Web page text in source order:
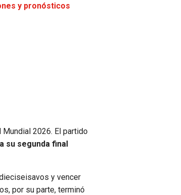
y pronósticos
2026. El partido
su segunda final
y vencer
por su parte, terminó